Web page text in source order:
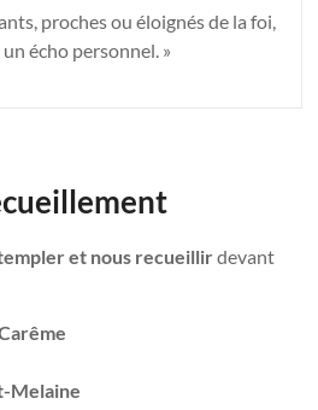
proches ou éloignés de la foi,
écho personnel. »
et nous recueillirdevant
Melaine